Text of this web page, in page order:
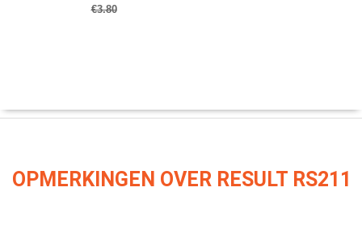
€3.80
OPMERKINGEN OVER RESULT RS211